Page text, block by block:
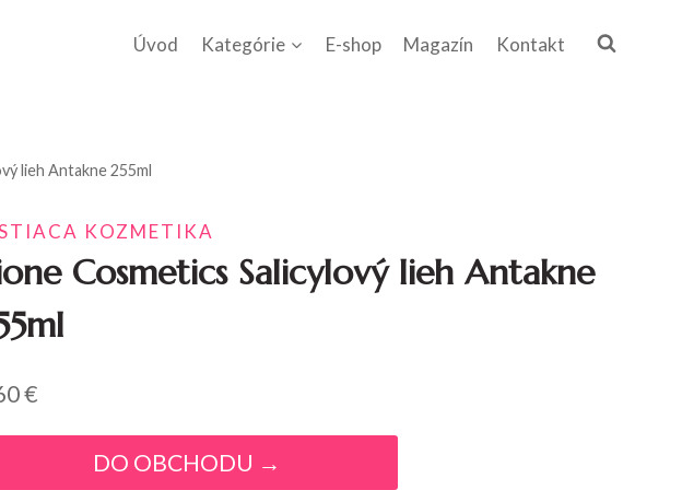
Úvod Kategórie E-shop Magazín Kontakt
lieh Antakne 255ml
KOZMETIKA
Cosmetics Salicylový lieh Antakne
€
DO OBCHODU →